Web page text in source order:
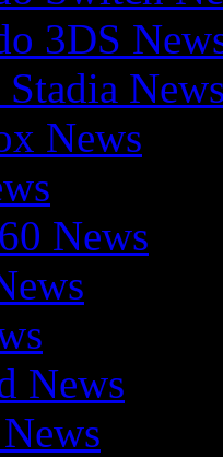
3DS
News
News
News